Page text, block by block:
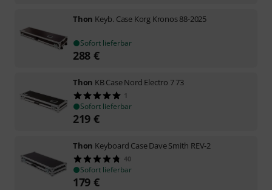
Thon Keyb. Case Korg Kronos 88-2025
Sofort lieferbar
288 €
Thon KB Case Nord Electro 7 73
1
Sofort lieferbar
219 €
Thon Keyboard Case Dave Smith REV-2
40
Sofort lieferbar
179 €